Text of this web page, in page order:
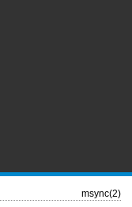
msync(2)